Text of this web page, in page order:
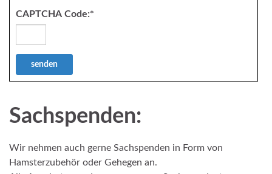
CAPTCHA Code:*
Sachspenden:
Wir nehmen auch gerne Sachspenden in Form von
Hamsterzubehör oder Gehegen an.